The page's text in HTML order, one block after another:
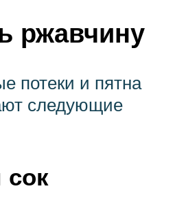
ржавчину
потеки и пятна
следующие